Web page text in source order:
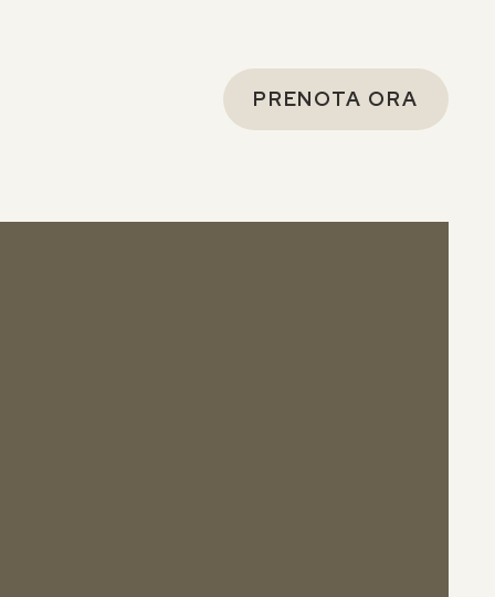
PRENOTA ORA